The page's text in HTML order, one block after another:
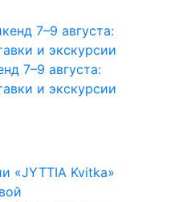
7–9 августа:
и экскурсии